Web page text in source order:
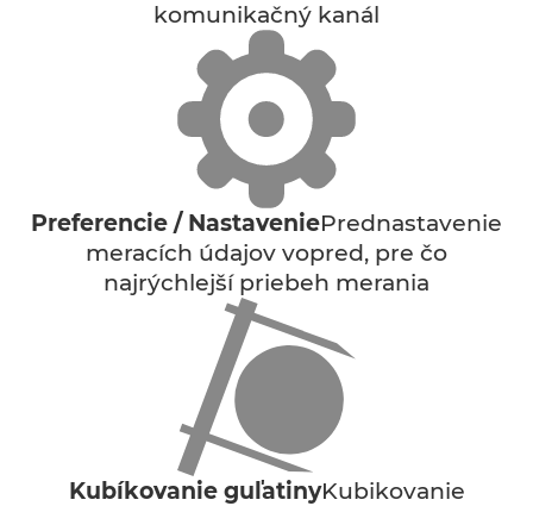
komunikačný kanál
Preferencie / NastaveniePrednastavenie
meracích údajov vopred, pre čo
najrýchlejší priebeh merania
Kubíkovanie guľatinyKubikovanie